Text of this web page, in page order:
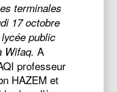
terminales
17 octobre
public
Wifaq. A
professeur
HAZEM et